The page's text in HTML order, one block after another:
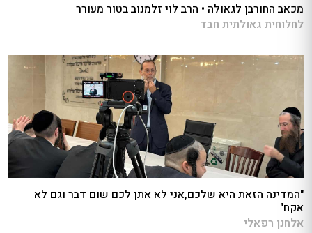
מכאב החורבן לגאולה • הרב לוי זלמנוב בטור מעורר
לחלוחית גאולתית חבד
"המדינה הזאת היא שלכם,אני לא אתן לכם שום דבר וגם לא
אקח"
אלחנן רפאלי